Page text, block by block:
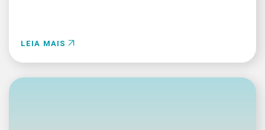
LEIA MAIS